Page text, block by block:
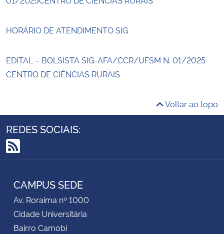
HORÁRIO DE ATENDIMENTO SIG
EDITAL – BOLSISTA SIG-AFA/CCR/UFSM N. 01/2025
CENTRO DE CIÊNCIAS RURAIS
Voltar ao topo
REDES SOCIAIS:
RSS
CAMPUS SEDE
Av. Roraima nº 1000
Cidade Universitária
Bairro Camobi